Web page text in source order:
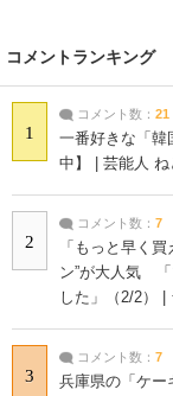
コメントランキング
1
コメント数： 21
一番好きな「韓
中】 | 芸能人
2
コメント数： 7
「もっと早く
ン”が大人気 「
した」（2/2） |
3
コメント数： 7
兵庫県の「ケ